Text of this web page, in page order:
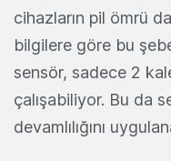
cihazların pil ömrü
bilgilere göre bu
sensör, sadece 2
çalışabiliyor. Bu da
devamlılığını